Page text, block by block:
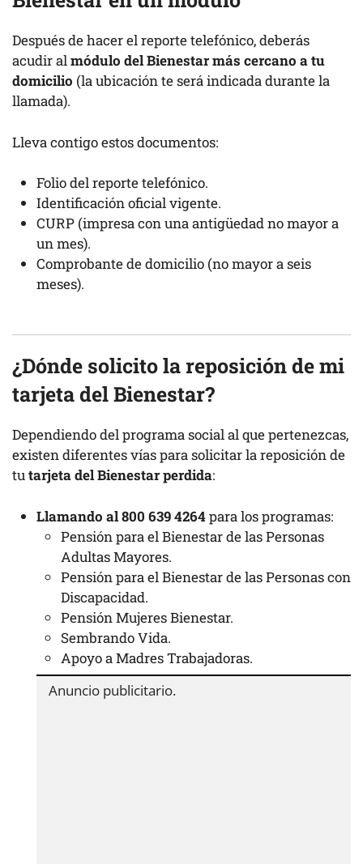
Después de hacer el reporte telefónico, deberás
acudir almódulo del Bienestar más cercano a tu
domicilio (la ubicación te será indicada durante la
llamada).
Lleva contigo estos documentos:
Folio del reporte telefónico.
Identificación oficial vigente.
CURP (impresa con una antigüedad no mayor a
un mes).
Comprobante de domicilio (no mayor a seis
meses).
¿Dónde solicito la reposición de mi
tarjeta del Bienestar?
Dependiendo del programa social al que pertenezcas,
existen diferentes vías para solicitar la reposición de
tutarjeta del Bienestar perdida:
Llamando al 800 639 4264para los programas:
Pensión para el Bienestar de las Personas
Adultas Mayores.
Pensión para el Bienestar de las Personas con
Discapacidad.
Pensión Mujeres Bienestar.
Sembrando Vida.
Apoyo a Madres Trabajadoras.